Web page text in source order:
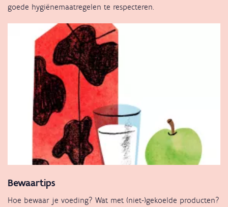
goede hygiënemaatregelen te respecteren.
Bewaartips
Hoe bewaar je voeding? Wat met (niet-)gekoelde producten?